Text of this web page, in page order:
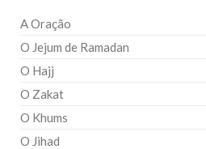
A Oração
O Jejum de Ramadan
O Hajj
O Zakat
O Khums
O Jihad